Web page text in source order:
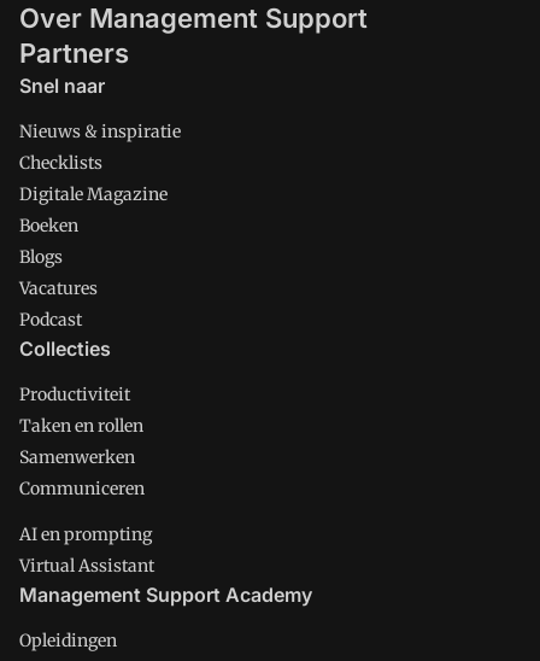
Over Management Support
Partners
Snel naar
Nieuws & inspiratie
Checklists
Digitale Magazine
Boeken
Blogs
Vacatures
Podcast
Collecties
Productiviteit
Taken en rollen
Samenwerken
Communiceren
AI en prompting
Virtual Assistant
Management Support Academy
Opleidingen